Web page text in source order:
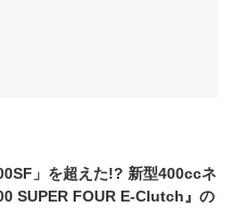
」を超えた!? 新型400ccネ
SUPER FOUR E-Clutch』の